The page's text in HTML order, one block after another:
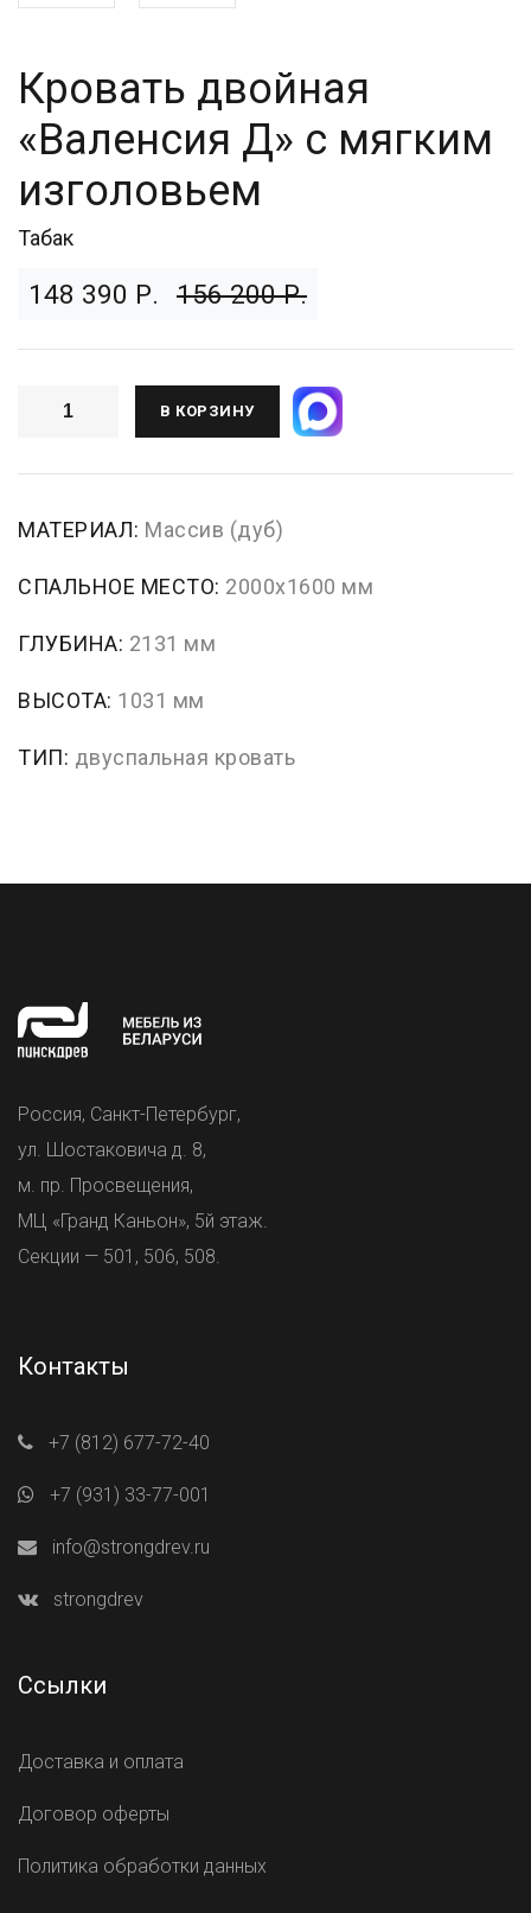
Кровать двойная
«Валенсия Д» с мягким
изголовьем
Табак
148 390 Р. 156 200 Р.
В КОРЗИНУ
МАТЕРИАЛ: Массив (дуб)
СПАЛЬНОЕ МЕСТО: 2000x1600 мм
ГЛУБИНА: 2131 мм
ВЫСОТА: 1031 мм
ТИП: двуспальная кровать
Россия, Санкт-Петербург,
ул. Шостаковича д. 8,
м. пр. Просвещения,
МЦ «Гранд Каньон», 5й этаж.
Секции — 501, 506, 508.
Контакты
+7 (812) 677-72-40
+7 (931) 33-77-001
info@strongdrev.ru
strongdrev
Ссылки
Доставка и оплата
Договор оферты
Политика обработки данных